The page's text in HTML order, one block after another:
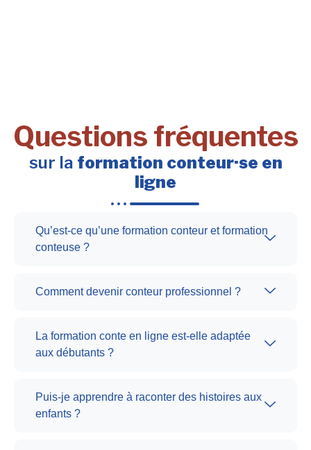
Questions fréquentes
sur la formation conteur·se en
ligne
Qu’est-ce qu’une formation conteur et formation
conteuse ?
Comment devenir conteur professionnel ?
La formation conte en ligne est-elle adaptée
aux débutants ?
Puis-je apprendre à raconter des histoires aux
enfants ?